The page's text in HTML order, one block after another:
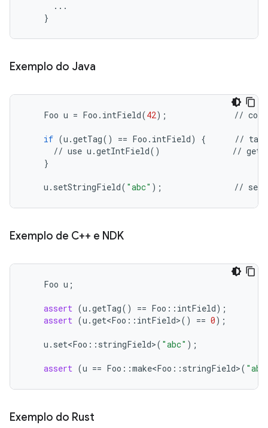
      ...
Exemplo do Java
Foo u = Foo . intField(42); //
if (u .getTag() == Foo . intField) { // tag
// use u .getIntField() //
}
u . setStringField( "abc" ); //
Exemplo de C++ e NDK
Foo u ;
assert (u .getTag() == Foo :: intField);
assert (u .get<Foo :: intField>() == 0);
u . set<Foo :: stringField>( "abc" );
assert (u == Foo ::make<Foo :: stringField>(
Exemplo do Rust